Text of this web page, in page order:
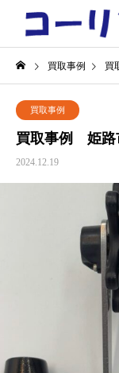
買取事例 買
買取事例
買取事例 姫
2024.12.19